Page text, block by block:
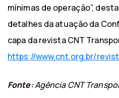
mínimas de operação”,
detalhes da atuação da
capa da revista CNT
https://www.cnt.org.br/
Fonte:Agência CNT